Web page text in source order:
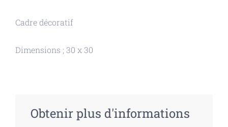
380,00 $.140,00 $.
Cadre décoratif
Dimensions ; 30 x 30
Obtenir plus d'informations